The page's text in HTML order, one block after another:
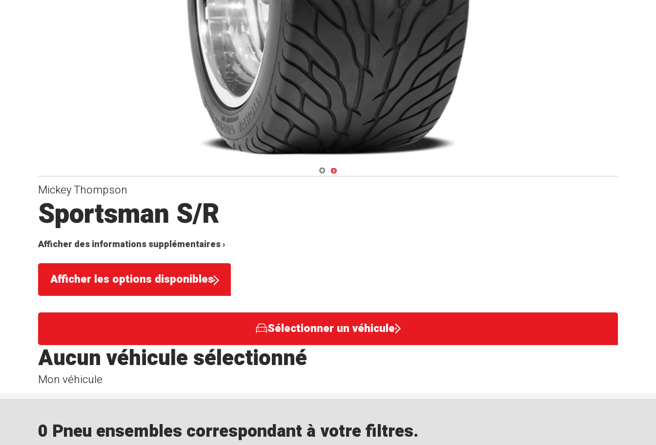
Navigate 1
Navigate 2
Mickey Thompson
Sportsman S/R
Afficher des informations supplémentaires ›
Afficher les options disponibles
Sélectionner un véhicule
Mon véhicule
Aucun véhicule sélectionné
0 Pneu ensembles correspondant à votre filtres.